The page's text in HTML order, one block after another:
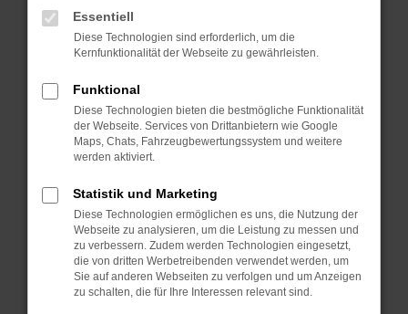
Manche Erweiterungen, wie Werbeblocker,
können das Laden bestimmter Seiten
verhindern. Funktioniert die Seite in einem
Fenster?
Starte dein Gerät neu.
Das kann manchmal helfen, vorübergehende
Probleme zu beheben.
Stelle sicher, dass dein Browser und dein
Betriebssystem auf dem neuesten Stand
sind.
Veraltete Software birgt nicht nur ein
Sicherheitsrisiko, sondern kann auch dazu
führen, dass bestimmte Funktionen nicht mehr
Essentiell
Diese Technologien sind erforderlich, um die
Kernfunktionalität der Webseite zu gewährleisten.
Funktional
Diese Technologien bieten die bestmögliche Funktionalität
der Webseite. Services von Drittanbietern wie Google
Maps, Chats, Fahrzeugbewertungssystem und weitere
werden aktiviert.
Statistik und Marketing
Diese Technologien ermöglichen es uns, die Nutzung der
Webseite zu analysieren, um die Leistung zu messen und
zu verbessern. Zudem werden Technologien eingesetzt,
die von dritten Werbetreibenden verwendet werden, um
Sie auf anderen Webseiten zu verfolgen und um Anzeigen
zu schalten, die für Ihre Interessen relevant sind.